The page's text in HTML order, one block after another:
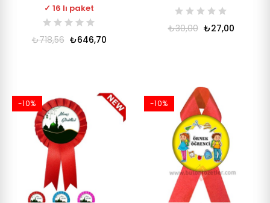
✓ 16 lı paket
₺718,56 ₺646,70
₺30,00 ₺27,00
-10% -10%